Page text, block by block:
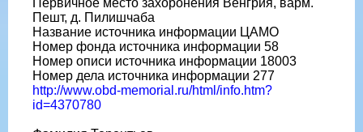
Первичное место захоронения Венгрия, варм.
Пешт, д. Пилишчаба
Название источника информации ЦАМО
Номер фонда источника информации 58
Номер описи источника информации 18003
Номер дела источника информации 277
http://www.obd-memorial.ru/html/info.htm?
id=4370780